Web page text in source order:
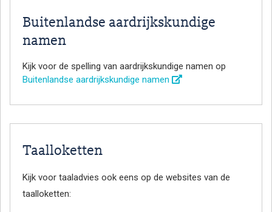
Buitenlandse aardrijkskundige
namen
Kijk voor de spelling van aardrijkskundige namen op
Buitenlandse aardrijkskundige namen
Taalloketten
Kijk voor taaladvies ook eens op de websites van de
taalloketten: